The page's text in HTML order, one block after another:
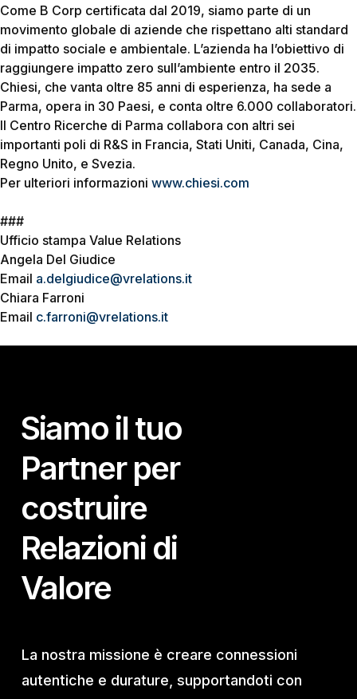
Come B Corp certificata dal 2019, siamo parte di un
movimento globale di aziende che rispettano alti standard
di impatto sociale e ambientale. L’azienda ha l’obiettivo di
raggiungere impatto zero sull’ambiente entro il 2035.
Chiesi, che vanta oltre 85 anni di esperienza, ha sede a
Parma, opera in 30 Paesi, e conta oltre 6.000 collaboratori.
Il Centro Ricerche di Parma collabora con altri sei
importanti poli di R&S in Francia, Stati Uniti, Canada, Cina,
Regno Unito, e Svezia.
Per ulteriori informazioni www.chiesi.com
###
Ufficio stampa Value Relations
Angela Del Giudice
Email a.delgiudice@vrelations.it
Chiara Farroni
Email c.farroni@vrelations.it
Siamo il tuo
Partner per
costruire
Relazioni di
Valore
La nostra missione è creare connessioni
autentiche e durature, supportandoti con